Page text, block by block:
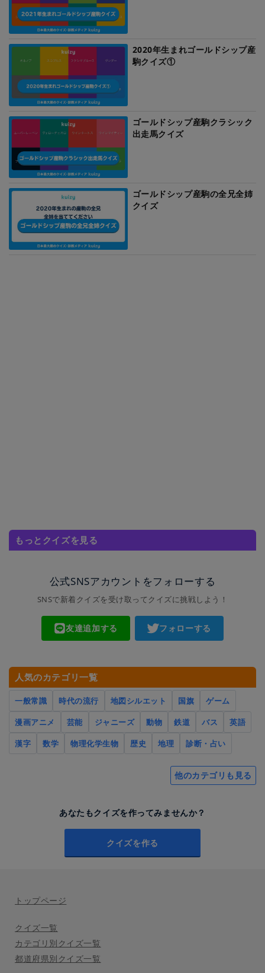
2020年生まれゴールドシップ産
駒クイズ①
ゴールドシップ産駒クラシック
出走馬クイズ
ゴールドシップ産駒の全兄全姉
クイズ
もっとクイズを見る
公式SNSアカウントをフォローする
SNSで新着クイズを受け取ってクイズに挑戦しよう！
友達追加する フォローする
人気のカテゴリ一覧
一般常識 時代の流行 地図シルエット 国旗
ゲーム
漫画アニメ
芸能 ジャニーズ 動物 鉄道 バス
英語
漢字
数学 物理化学生物 歴史 地理 診断・占い
他のカテゴリも見る
あなたもクイズを作ってみませんか？
クイズを作る
トップページ
クイズ一覧
カテゴリ別クイズ一覧
都道府県別クイズ一覧